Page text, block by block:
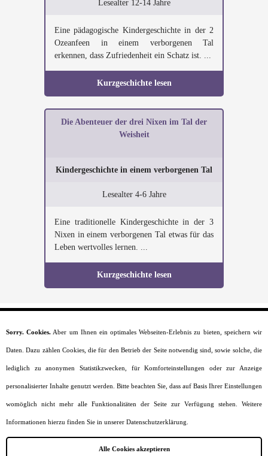
Lesealter 12-14 Jahre
Eine pädagogische Kindergeschichte in der 2
Ozeanfeen in einem verborgenen Tal
erkennen, dass Zufriedenheit ein Schatz ist. ...
Kurzgeschichte lesen
Die Abenteuer der drei Nixen im Tal der
Weisheit
Kindergeschichte in einem verborgenen Tal
Lesealter 4-6 Jahre
Eine traditionelle Kindergeschichte in der 3
Nixen in einem verborgenen Tal etwas für das
Leben wertvolles lernen. ...
Kurzgeschichte lesen
Moral
Lesealter
Szenarien
Kurzgeschichten
Impressum
Datenschutz
Sitemap
Sorry. Cookies. Aber um Ihnen ein optimales Webseiten-Erlebnis zu bieten, speichern wir
Daten. Dazu zählen Cookies, die für den Betrieb der Seite notwendig sind, sowie solche, die
lediglich zu anonymen Statistikzwecken, für Komforteinstellungen oder zur Anzeige
personalisierter Inhalte genutzt werden. Bitte beachten Sie, dass auf Basis Ihrer Einstellungen
womöglich nicht mehr alle Funktionalitäten der Seite zur Verfügung stehen. Weitere
Informationen hierzu finden Sie in unserer Datenschutzerklärung.
Alle Cookies akzeptieren